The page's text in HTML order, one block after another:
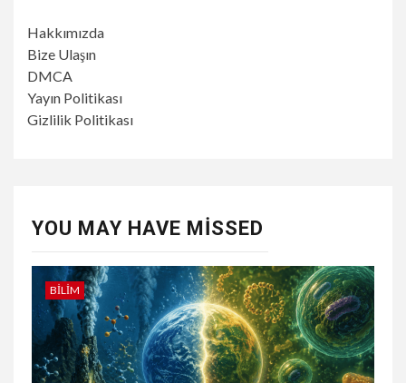
Hakkımızda
Bize Ulaşın
DMCA
Yayın Politikası
Gizlilik Politikası
YOU MAY HAVE MISSED
BILIM